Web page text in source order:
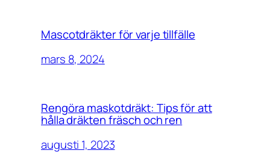
Mascotdräkter för varje tillfälle
mars 8, 2024
Rengöra maskotdräkt: Tips för att
hålla dräkten fräsch och ren
augusti 1, 2023